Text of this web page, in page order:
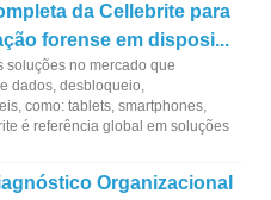
da Cellebrite para
forense em disposi...
soluções no mercado que
dados, desbloqueio,
como: tablets, smartphones,
é referência global em soluções
Organizacional